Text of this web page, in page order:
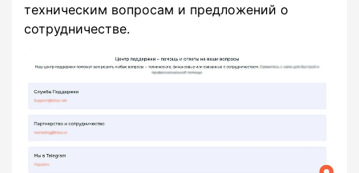
техническим вопросам и предложений о
сотрудничестве.